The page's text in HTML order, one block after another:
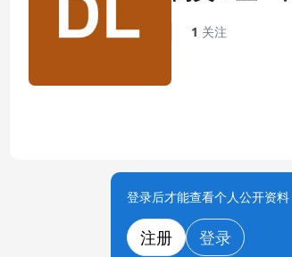
1 关注
登录后才能查看个人公开资料
注册 登录